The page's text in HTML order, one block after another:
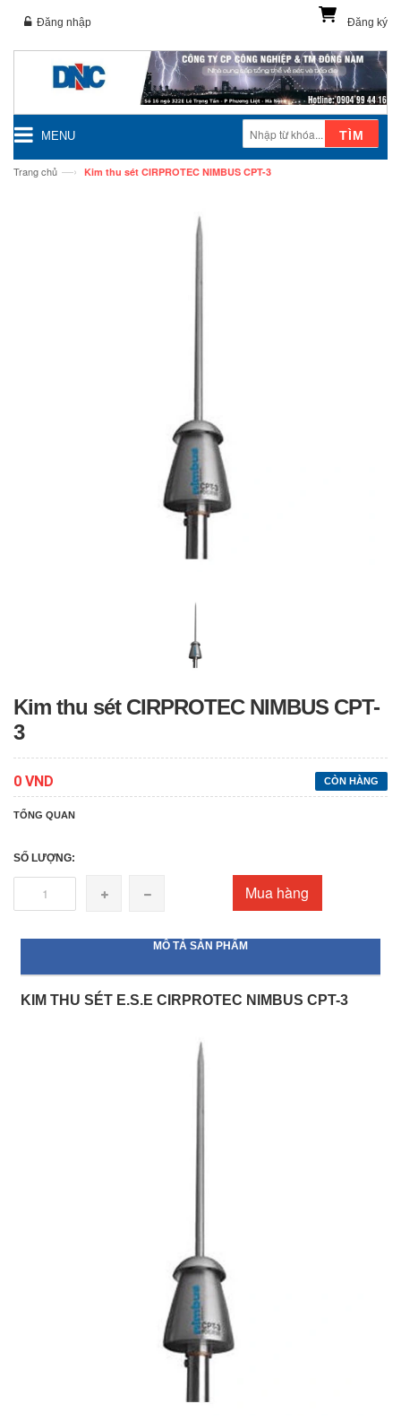
Đăng ký
Đăng nhập
MENU TÌM
Trang chủ —› Kim thu sét CIRPROTEC NIMBUS CPT-3
Kim thu sét CIRPROTEC NIMBUS CPT-
3
CÒN HÀNG
0 VND
TỔNG QUAN
SỐ LƯỢNG:
Mua hàng
MÔ TẢ SẢN PHẨM
KIM THU SÉT E.S.E CIRPROTEC NIMBUS CPT-3